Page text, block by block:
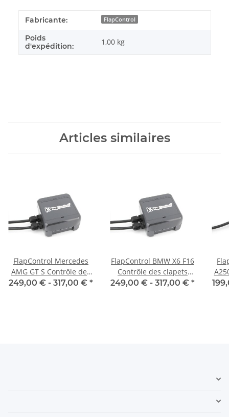
#productDetails.itemInformation#
#productDetails.itemValue#
Fabricante: FlapControl
Poids
d'expédition:
1,00 kg
Articles similaires
FlapControl Mercedes
AMG GT S Contrôle des
clapets d'échappement
249,00 € - 317,00 € *
FlapControl BMW X6 F16
Contrôle des clapets
d'échappement
249,00 € - 317,00 € *